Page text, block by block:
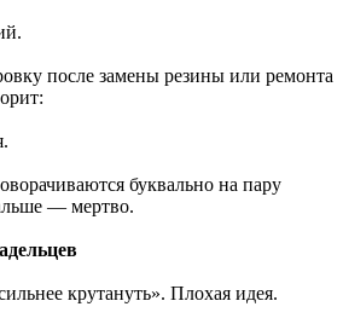
после замены резины или ремонта
буквально на пару
— мертво.
крутануть». Плохая идея.